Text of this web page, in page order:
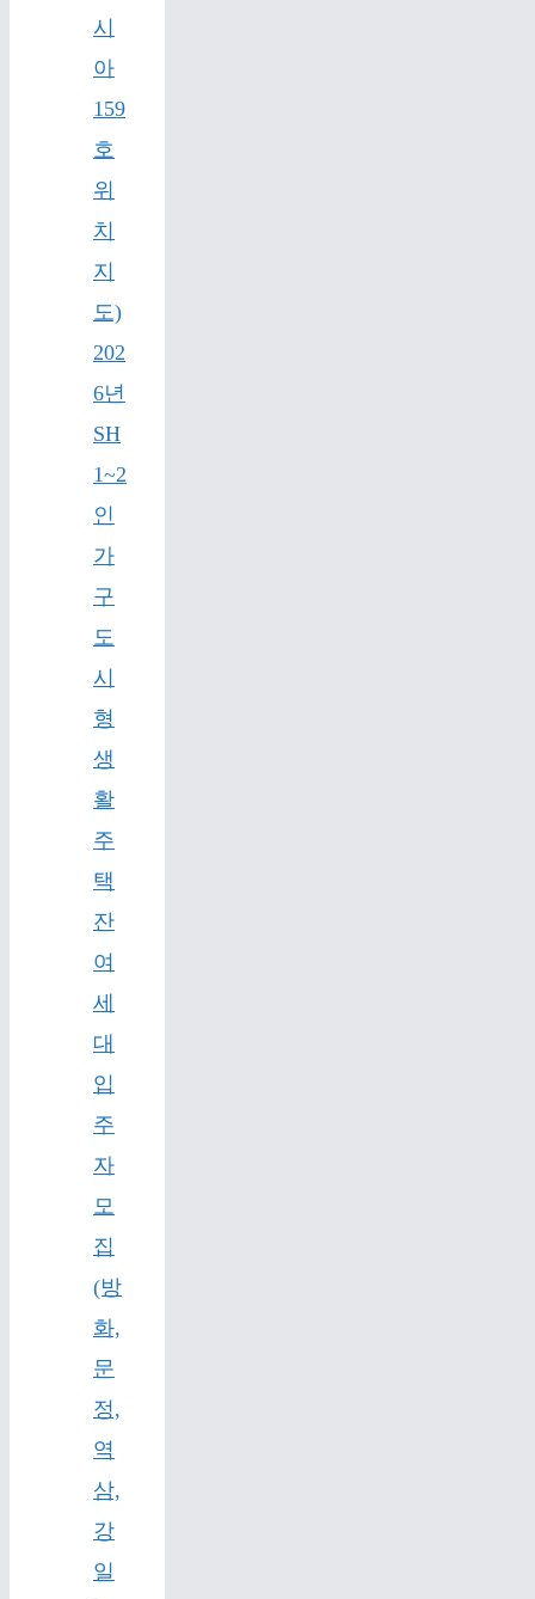
시
아
159
호
위
치
지
도)
202
6년
SH
1~2
인
가
구
도
시
형
생
활
주
택
잔
여
세
대
입
주
자
모
집
(방
화,
문
정,
역
삼,
강
일